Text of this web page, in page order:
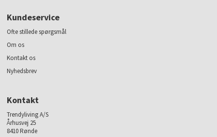
Kundeservice
Ofte stillede spørgsmål
Om os
Kontakt os
Nyhedsbrev
Kontakt
Trendyliving A/S
Århusvej 25
8410 Rønde